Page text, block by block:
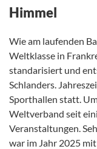
Himmel
Wie am laufenden
Weltklasse in
standarisiert und
Schlanders.
Sporthallen statt.
Weltverband seit
Veranstaltungen.
war im Jahr 2025